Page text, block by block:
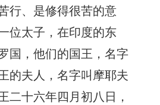
行、是修得很苦的意
位太子，在印度的东
国，他们的国王，名字
的夫人，名字叫摩耶夫
二十六年四月初八日，